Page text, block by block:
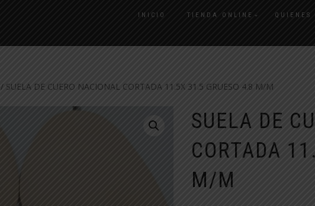
INICIO TIENDA ONLINE QUIENES
/ SUELA DE CUERO NACIONAL CORTADA 11.5X 31.5 GRUESO 4.8 M/M
SUELA DE
CORTADA
M/M